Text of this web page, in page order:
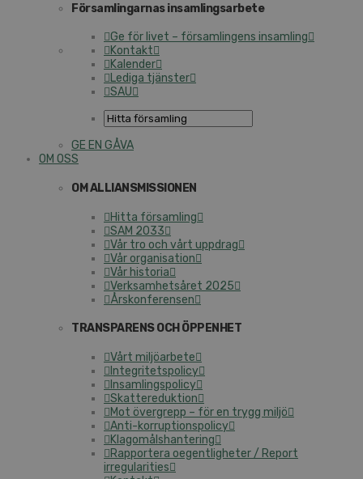
Församlingarnas insamlingsarbete
Ge för livet – församlingens insamling
Kontakt
Kalender
Lediga tjänster
SAU
GE EN GÅVA
OM OSS
OM ALLIANSMISSIONEN
Hitta församling
SAM 2033
Vår tro och vårt uppdrag
Vår organisation
Vår historia
Verksamhetsåret 2025
Årskonferensen
TRANSPARENS OCH ÖPPENHET
Vårt miljöarbete
Integritetspolicy
Insamlingspolicy
Skattereduktion
Mot övergrepp – för en trygg miljö
Anti-korruptionspolicy
Klagomålshantering
Rapportera oegentligheter / Report
irregularities